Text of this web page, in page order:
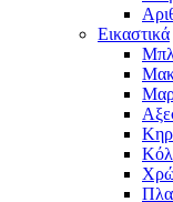
Εικαστικά